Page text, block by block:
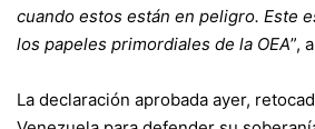
cuando estos están en peligro. Este
los papeles primordiales de la OEA”,
La declaración aprobada ayer,